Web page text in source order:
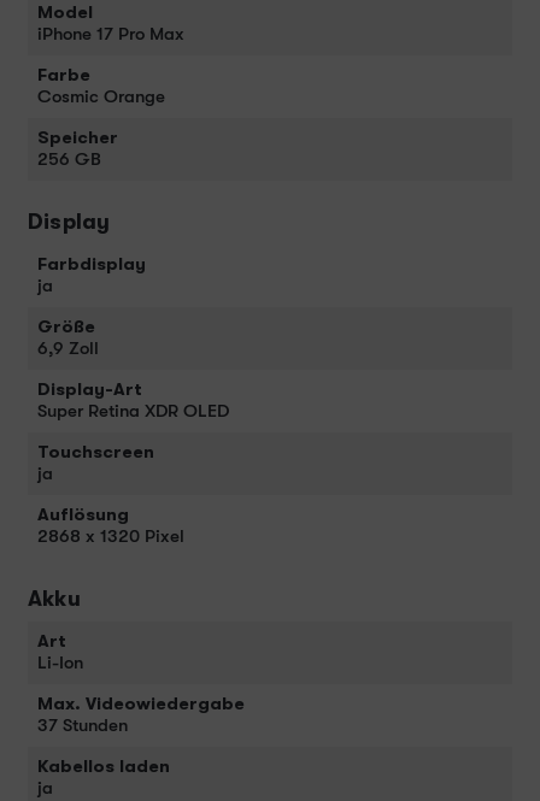
Model
iPhone 17 Pro Max
Farbe
Cosmic Orange
Speicher
256 GB
Display
Farbdisplay
ja
Größe
6,9 Zoll
Display-Art
Super Retina XDR OLED
Touchscreen
ja
Auflösung
2868 x 1320 Pixel
Akku
Art
Li-Ion
Max. Videowiedergabe
37 Stunden
Kabellos laden
ja